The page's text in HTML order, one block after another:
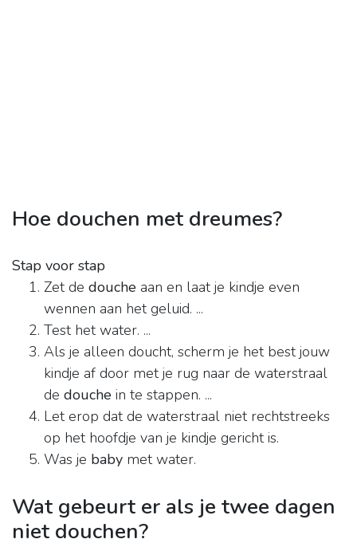
Hoe douchen met dreumes?
Stap voor stap
Zet de douche aan en laat je kindje even
wennen aan het geluid. ...
Test het water. ...
Als je alleen doucht, scherm je het best jouw
kindje af door met je rug naar de waterstraal
de douche in te stappen. ...
Let erop dat de waterstraal niet rechtstreeks
op het hoofdje van je kindje gericht is.
Was je baby met water.
Wat gebeurt er als je twee dagen
niet douchen?